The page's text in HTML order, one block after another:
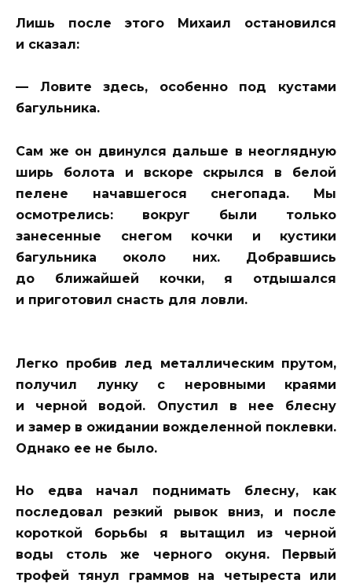
Лишь после этого Михаил остановился
и сказал:
— Ловите здесь, особенно под кустами
багульника.
Сам же он двинулся дальше в неоглядную
ширь болота и вскоре скрылся в белой
пелене начавшегося снегопада. Мы
осмотрелись: вокруг были только
занесенные снегом кочки и кустики
багульника около них. Добравшись
до ближайшей кочки, я отдышался
и приготовил снасть для ловли.
Легко пробив лед металлическим прутом,
получил лунку с неровными краями
и черной водой. Опустил в нее блесну
и замер в ожидании вожделенной поклевки.
Однако ее не было.
Но едва начал поднимать блесну, как
последовал резкий рывок вниз, и после
короткой борьбы я вытащил из черной
воды столь же черного окуня. Первый
трофей тянул граммов на четыреста или